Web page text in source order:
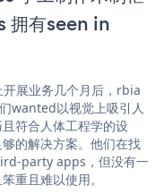
拥有seen in
展业务几个月后，rbia
wanted以视觉上吸引人
符合人体工程学的设
的解决方案。他们在找
party apps，但没有一
重且难以使用。